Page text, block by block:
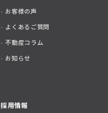
お客様の声
よくあるご質問
不動産コラム
お知らせ
採用情報